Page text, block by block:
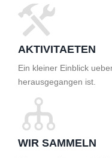
AKTIVITAETEN
Ein kleiner Einblick
herausgegangen ist.
WIR SAMMELN